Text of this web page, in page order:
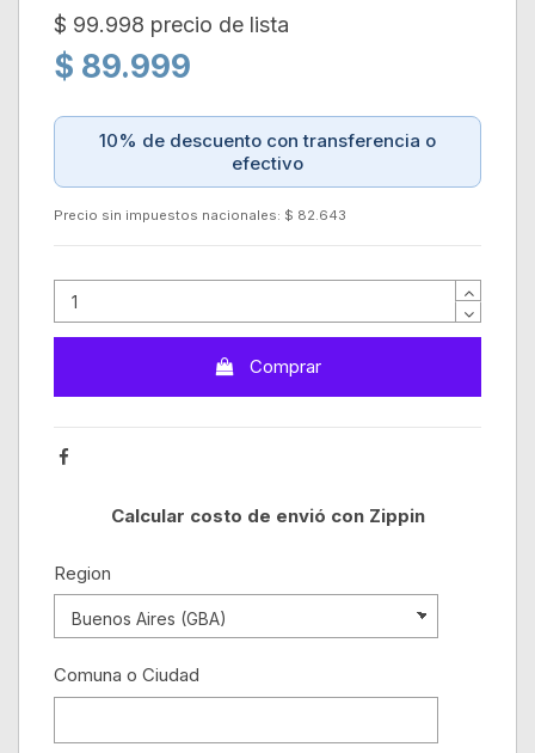
$ 99.998 precio de lista
$ 89.999
10% de descuento con transferencia o
efectivo
Precio sin impuestos nacionales: $ 82.643
Comprar
Calcular costo de envió con Zippin
Region
Comuna o Ciudad